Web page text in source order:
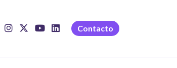
Contacto